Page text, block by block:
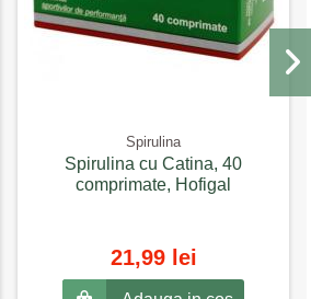
Spirulina
Spirulina cu Catina, 40
comprimate, Hofigal
21,99 lei